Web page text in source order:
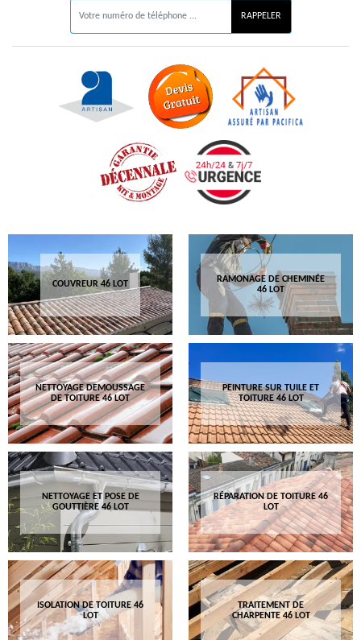
COUVREUR 46 LOT
RAMONAGE DE CHEMINÉE
46 LOT
NETTOYAGE DEMOUSSAGE
DE TOITURE 46 LOT
PEINTURE SUR TUILE ET
TOITURE 46 LOT
NETTOYAGE ET POSE DE
GOUTTIÈRE 46 LOT
RÉPARATION DE TOITURE 46
LOT
ISOLATION DE TOITURE 46
LOT
TRAITEMENT DE
CHARPENTE 46 LOT